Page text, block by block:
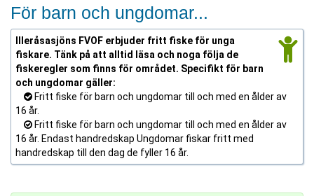
För barn och ungdomar...
Illeråsasjöns FVOF erbjuder fritt fiske för unga
fiskare. Tänk på att alltid läsa och noga följa de
fiskeregler som finns för området. Specifikt för barn
och ungdomar gäller:
Fritt fiske för barn och ungdomar till och med en ålder av
16 år.
Fritt fiske för barn och ungdomar till och med en ålder av
16 år. Endast handredskap Ungdomar fiskar fritt med
handredskap till den dag de fyller 16 år.